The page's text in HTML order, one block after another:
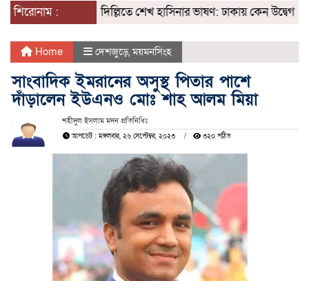
শিরোনাম : দিল্লিতে শেখ হাসিনার ভাষণ: ঢাকায় কেন উদ্বেগ? ৫
Home দেশজুড়ে,ময়মনসিংহ
সাংবাদিক ইমরানের অসুস্থ পিতার পাশে
দাঁড়ালেন ইউএনও মোঃ শাহ আলম মিয়া
শহীদুল ইসলাম মদন প্রতিনিধিঃ
আপডেট : মঙ্গলবার, ২৬ সেপ্টেম্বর, ২০২৩ ৩২০ পঠিত